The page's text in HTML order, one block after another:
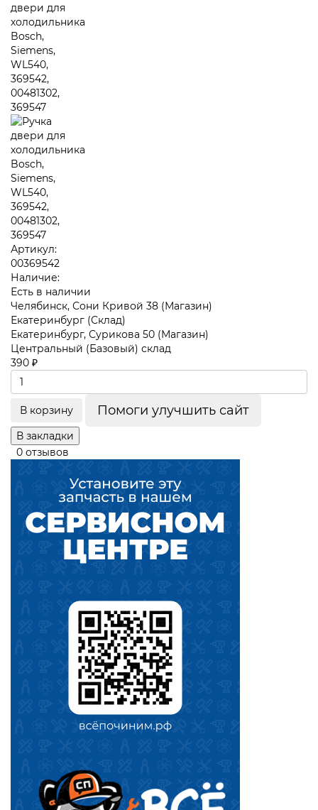
Артикул:
00369542
Наличие:
Есть в наличии
Челябинск, Сони Кривой 38 (Магазин)
Екатеринбург (Склад)
Екатеринбург, Сурикова 50 (Магазин)
Центральный (Базовый) склад
390 ₽
В корзину Помоги улучшить сайт
В закладки
0 отзывов